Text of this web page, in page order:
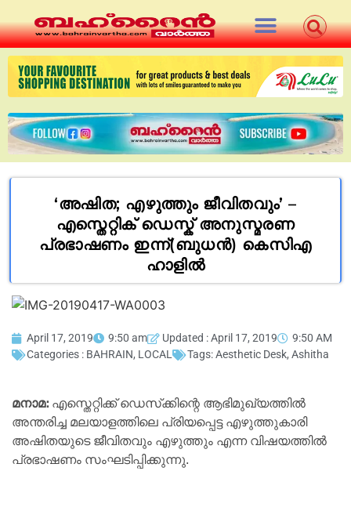
‘അഷിത; എഴുത്തും ജീവിതവും’ –
എസ്തെറ്റിക് ഡെസ്ക് അനുസ്മരണ
പ്രഭാഷണം ഇന്ന്(ബുധൻ) കെസിഎ
ഹാളിൽ
April 17, 2019 9:50 am Updated : April 17, 2019
9:50 AM
Categories : BAHRAIN, LOCAL Tags:Aesthetic Desk, Ashitha
മനാമ:എസ്തെറ്റിക്ക് ഡെസ്‌ക്കിന്റെ ആഭിമുഖ്യത്തിൽ
അന്തരിച്ച മലയാളത്തിലെ പ്രിയപ്പെട്ട എഴുത്തുകാരി
അഷിതയുടെ ജീവിതവും എഴുത്തും എന്ന വിഷയത്തിൽ
പ്രഭാഷണം സംഘടിപ്പിക്കുന്നു.